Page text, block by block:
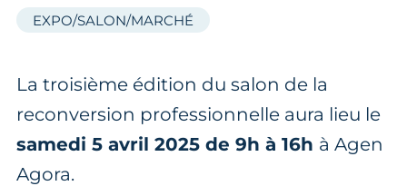
EXPO/SALON/MARCHÉ
La troisième édition du salon de la
reconversion professionnelle aura lieu le
samedi 5 avril 2025 de 9h à 16h à Agen
Agora.